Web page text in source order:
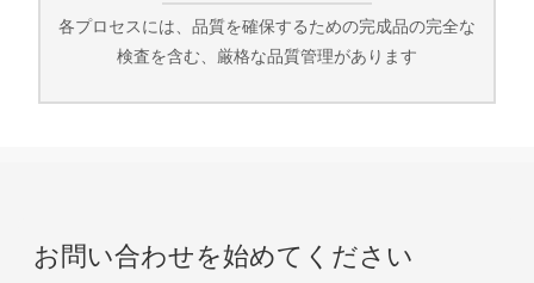
各プロセスには、品質を確保するための完成品の完全な
検査を含む、厳格な品質管理があります
お問い合わせを始めてください